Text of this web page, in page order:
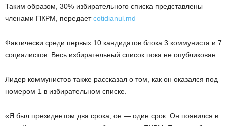
Таким образом, 30% избирательного списка представлены
членами ПКРМ, передаетcotidianul.md
Фактически среди первых 10 кандидатов блока 3 коммуниста и 7
социалистов. Весь избирательный список пока не опубликован.
Лидер коммунистов также рассказал о том, как он оказался под
номером 1 в избирательном списке.
«Я был президентом два срока, он — один срок. Он появился в